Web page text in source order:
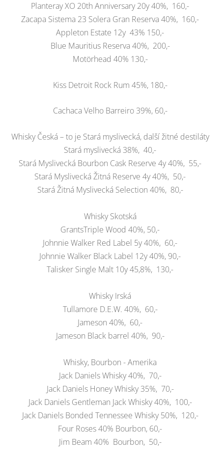
Planteray XO 20th Anniversary 20y 40%, 160,-
Zacapa Sistema 23 Solera Gran Reserva 40%, 160,-
Appleton Estate 12y 43% 150,-
Blue Mauritius Reserva 40%, 200,-
Motörhead 40% 130,-
Kiss Detroit Rock Rum 45%, 180,-
Cachaca Velho Barreiro 39%, 60,-
Whisky Česká – to je Stará myslivecká, další žitné destiláty
Stará myslivecká 38%, 40,-
Stará Myslivecká Bourbon Cask Reserve 4y 40%, 55,-
Stará Myslivecká Žitná Reserve 4y 40%, 50,-
Stará Žitná Myslivecká Selection 40%, 80,-
Whisky Skotská
GrantsTriple Wood 40%, 50,-
Johnnie Walker Red Label 5y 40%, 60,-
Johnnie Walker Black Label 12y 40%, 90,-
Talisker Single Malt 10y 45,8%, 130,-
Whisky Irská
Tullamore D.E.W. 40%, 60,-
Jameson 40%, 60,-
Jameson Black barrel 40%, 90,-
Whisky, Bourbon - Amerika
Jack Daniels Whisky 40%, 70,-
Jack Daniels Honey Whisky 35%, 70,-
Jack Daniels Gentleman Jack Whisky 40%, 100,-
Jack Daniels Bonded Tennessee Whisky 50%, 120,-
Four Roses 40% Bourbon, 60,-
Jim Beam 40% Bourbon, 50,-